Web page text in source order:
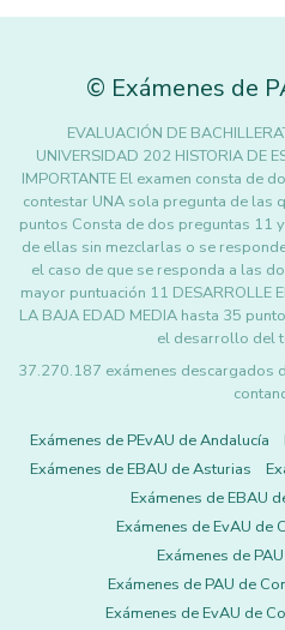
© Exámenes de
EVALUACIÓN DE
UNIVERSIDAD 202 HISTORIA DE
IMPORTANTE El examen consta de
contestar UNA sola pregunta de las
puntos Consta de dos preguntas 11
de ellas sin mezclarlas o se
el caso de que se responda a las
mayor puntuación 11 DESARROLLE
LA BAJA EDAD MEDIA hasta 35
el desarrollo del
37.270.187 exámenes descargados
Exámenes de PEvAU de Andalucía
Exámenes de EBAU de Asturias
Exámenes de EBAU
Exámenes de EvAU de
Exámenes de
Exámenes de PAU de
Exámenes de EvAU de